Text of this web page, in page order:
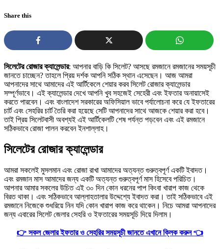
Share this
সিলেটের রোজার ক্যালেন্ডার: আপনার বাড়ি কি সিলেট? আসছে রমজানে রমজানের সময়সূচী
জানতে চাচ্ছেন? তাহলে প্রিয় দর্শক আপনি সঠিক স্থান এসেছেন। আজ আমরা
আপনাদের সাথে আমাদের এই আর্টিকেলে শেয়ার করব সিলেট রোজার ক্যালেন্ডার
সম্পূর্ণভাবে। এই ক্যালেন্ডার দেখে আপনি খুব সহজেই সেহেরী এবং ইফতার অনায়াসেই
করতে পারবেন। এবং বাংলাদেশ সরকারের অফিসিয়াল ভাবে পর্যালোচনা করে যে ইফতারের
চার্ট এবং সেহরির চার্ট তৈরি করা হয়েছে সেটি আপনাদের সাথে আজকে শেয়ার করা হবে।
তাই প্রিয় সিলেটবাসী অবশ্যই এই আর্টিকেলটি শেষ পর্যন্ত পড়বেন এবং এই রমজানে
সঠিকভাবে রোজা পালন করবেন ইনশাল্লাহ।
সিলেটের রোজার ক্যালেন্ডার
আমরা সকলেই মুসলমান এবং রোজা রাখা আমাদের অত্যন্ত গুরুত্বপূর্ণ একটি ইবাদত।
এবং রমজান মাস আমাদের জন্য একটি অত্যন্ত গুরুত্বপূর্ণ মাস হিসেবে পরিচিত।
আপনার আমার সকলের উচিত এই ৩০ দিন কোন ধরনের পাপ কিংবা খারাপ কাজ থেকে
বিরত থাকা। এবং সঠিকভাবে আল্লাহতালার উদ্দেশ্যে ইবাদত করা। তাই সঠিকভাবে এই
রমজানে নিজেকে শুধরিয়ে নিন যদি কোন খারাপ কাজ করে থাকেন। নিচে আমরা আপনাদের
জন্য এবারের সিলেট জেলার সেহরি ও ইফতারের সময়সূচি দিয়ে দিলাম।
👉 সকল জেলার ইফতার ও সেহরির সময়সূচী জানতে এখানে ক্লিক করুন 👈